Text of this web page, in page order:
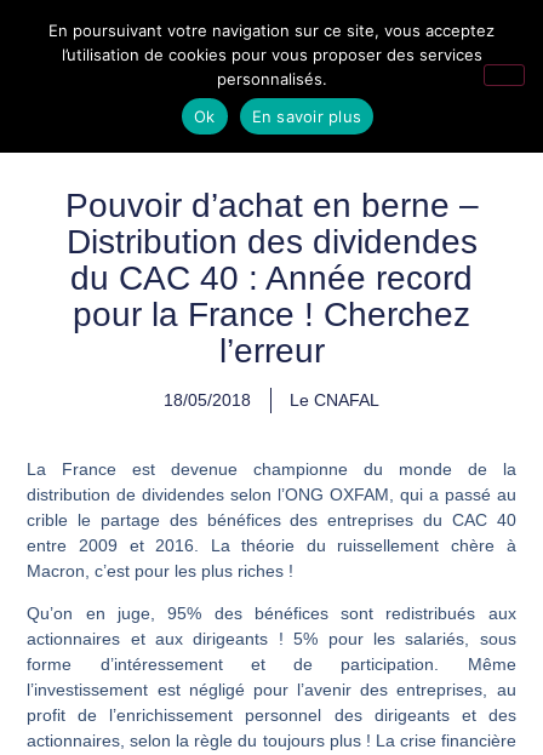
Pouvoir d’achat en berne –
Distribution des dividendes
du CAC 40 : Année record
pour la France ! Cherchez
l’erreur
18/05/2018 Le CNAFAL
La France est devenue championne du monde de la
distribution de dividendes selon l’ONG OXFAM,
qui a passé au
crible le partage des bénéfices des entreprises du CAC 40
entre 2009 et 2016. La théorie du ruissellement chère à
Macron, c’est pour les plus riches !
Qu’on en juge, 95% des bénéfices sont redistribués aux
actionnaires et aux dirigeants ! 5% pour les salariés, sous
forme d’intéressement et de participation. Même
l’investissement est négligé pour l’avenir des entreprises, au
profit de l’enrichissement personnel des dirigeants et des
actionnaires, selon la règle du toujours plus ! La crise financière
En poursuivant votre navigation sur ce site, vous acceptez
l’utilisation de cookies pour vous proposer des services
personnalisés.
Ok
En savoir plus